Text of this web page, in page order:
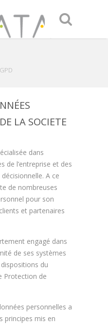
LA SOCIETE
dans
de l’entreprise et des
A ce
de nombreuses
pour son
et partenaires
engagé dans
de ses systèmes
du
Protection de
personnelles a
principes mis en